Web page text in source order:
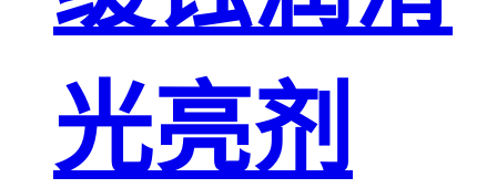
光亮剂